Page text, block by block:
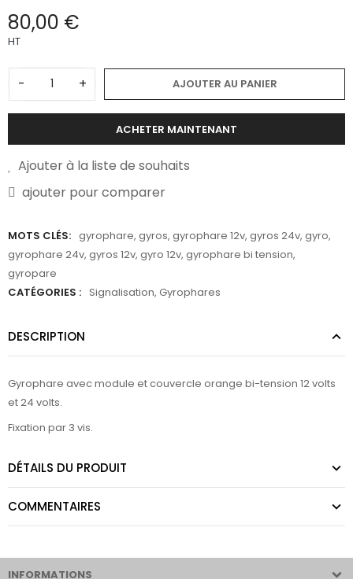
80,00 €
HT
- + AJOUTER AU PANIER
ACHETER MAINTENANT
Ajouter à la liste de souhaits
ajouter pour comparer
MOTS CLÉS: gyrophare, gyros, gyrophare 12v, gyros 24v, gyro,
gyrophare 24v, gyros 12v, gyro 12v, gyrophare bi tension,
gyropare
CATÉGORIES : Signalisation, Gyrophares
DESCRIPTION
Gyrophare avec module et couvercle orange bi-tension 12 volts
et 24 volts.
Fixation par 3 vis.
DÉTAILS DU PRODUIT
COMMENTAIRES
INFORMATIONS